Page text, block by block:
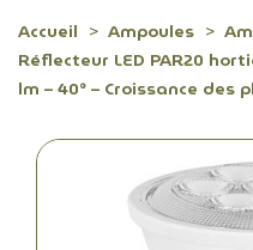
Accueil Ampoules
Réflecteur LED PAR20
lm – 40° – Croissance des